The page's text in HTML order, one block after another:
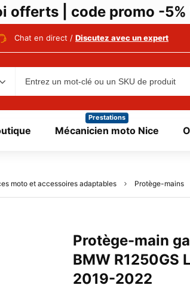
offerts | code promo -5%
Chat en direct / Discutez avec un expert
Mécanicien moto Nice
Prestations
moto et accessoires adaptables Protège-mains
Protège-main
BMW R1250GS
2019-2022